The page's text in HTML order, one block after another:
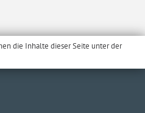
die Inhalte dieser Seite unter der